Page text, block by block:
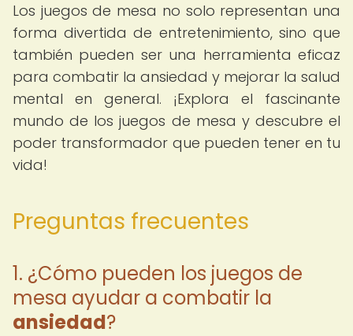
Los juegos de mesa no solo representan una
forma divertida de entretenimiento, sino que
también pueden ser una herramienta eficaz
para combatir la ansiedad y mejorar la salud
mental en general. ¡Explora el fascinante
mundo de los juegos de mesa y descubre el
poder transformador que pueden tener en tu
vida!
Preguntas frecuentes
1. ¿Cómo pueden los juegos de
mesa ayudar a combatir la
ansiedad?